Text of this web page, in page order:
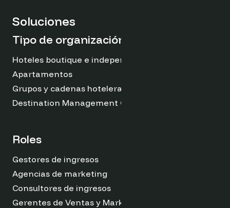
Soluciones
Tipo de organización
Hoteles boutique e independientes
Apartamentos
Grupos y cadenas hoteleras
Destination Management Organizations
Roles
Gestores de ingresos
Agencias de marketing
Consultores de ingresos
Gerentes de Ventas y Marketing